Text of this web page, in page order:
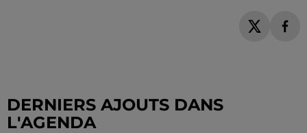
DERNIERS AJOUTS DANS
L'AGENDA